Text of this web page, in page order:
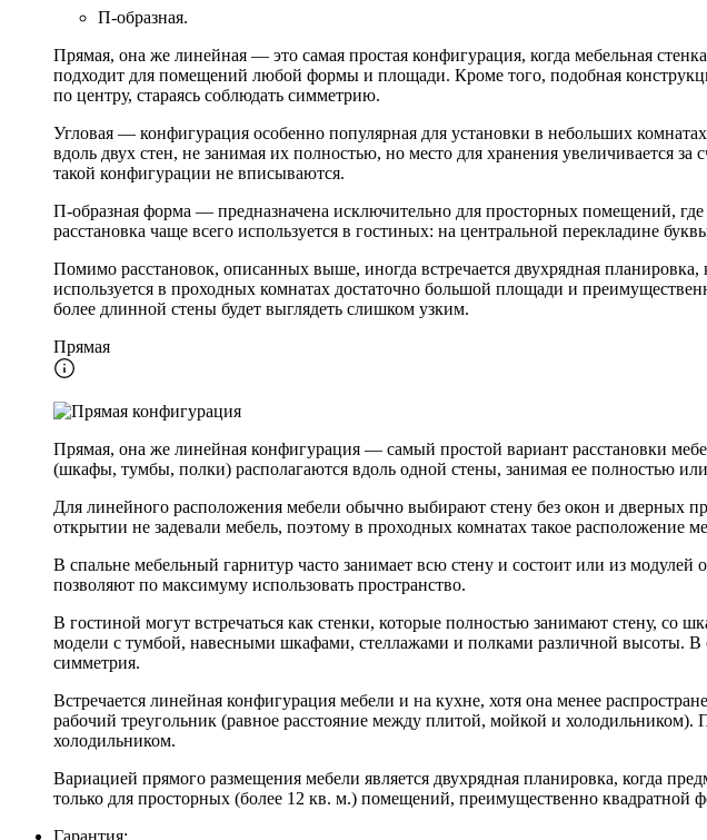
П-образная.
Прямая, она же линейная — это самая простая конфигурация, когда мебельная
подходит для помещений любой формы и площади. Кроме того, подобная
по центру, стараясь соблюдать симметрию.
Угловая — конфигурация особенно популярная для установки в небольших
вдоль двух стен, не занимая их полностью, но место для хранения увеличивается
такой конфигурации не вписываются.
П-образная форма — предназначена исключительно для просторных помещений, где
расстановка чаще всего используется в гостиных: на центральной перекладине
Помимо расстановок, описанных выше, иногда встречается двухрядная
используется в проходных комнатах достаточно большой площади и
более длинной стены будет выглядеть слишком узким.
Прямая
Прямая, она же линейная конфигурация — самый простой вариант расстановки
(шкафы, тумбы, полки) располагаются вдоль одной стены, занимая ее полностью
Для линейного расположения мебели обычно выбирают стену без окон и дверных
открытии не задевали мебель, поэтому в проходных комнатах такое расположение
В спальне мебельный гарнитур часто занимает всю стену и состоит или из
позволяют по максимуму использовать пространство.
В гостиной могут встречаться как стенки, которые полностью занимают стену, со
модели с тумбой, навесными шкафами, стеллажами и полками различной высоты. В
симметрия.
Встречается линейная конфигурация мебели и на кухне, хотя она менее
рабочий треугольник (равное расстояние между плитой, мойкой и
холодильником.
Вариацией прямого размещения мебели является двухрядная планировка, когда
только для просторных (более 12 кв. м.) помещений, преимущественно квадратной
Гарантия: